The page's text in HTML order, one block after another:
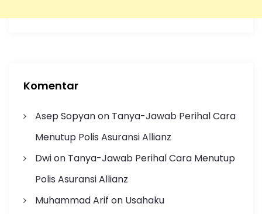
Komentar
Asep Sopyanon Tanya-Jawab Perihal Cara
Menutup Polis Asuransi Allianz
Dwion Tanya-Jawab Perihal Cara Menutup
Polis Asuransi Allianz
Muhammad Arif on Usahaku